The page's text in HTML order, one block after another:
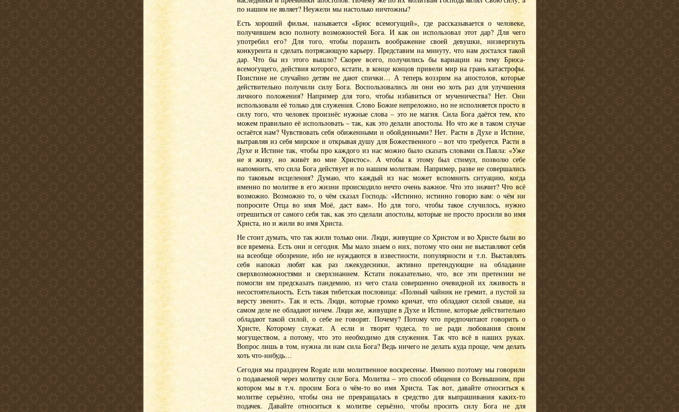
по нашим не являет? Неужели мы настолько ничтожны?
Есть хороший фильм, называется «Брюс всемогущий», где рассказывается о человеке,
получившем всю полноту возможностей Бога. И как он использовал этот дар? Для чего
употребил его? Для того, чтобы поразить воображение своей девушки, низвергнуть
конкурента и сделать потрясающую карьеру. Представим на минуту, что нам достался такой
дар. Что бы из этого вышло? Скорее всего, получились бы вариации на тему Брюса-
всемогущего, действия которого, кстати, в конце концов привели мир на грань катастрофы.
Поистине не случайно детям не дают спички… А теперь воззрим на апостолов, которые
действительно получили силу Бога. Воспользовались ли они ею хоть раз для улучшения
личного положения? Например для того, чтобы избавиться от мученичества? Нет. Они
использовали её только для служения. Слово Божие непреложно, но не исполняется просто в
силу того, что человек произнёс нужные слова – это не магия. Сила Бога даётся тем, кто
можем правильно её использовать – так, как это делали апостолы. Но что же в таком случае
остаётся нам? Чувствовать себя обиженными и обойденными? Нет. Расти в Духе и Истине,
вытравляя из себя мирское и открывая душу для Божественного – вот что требуется. Расти в
Духе и Истине так, чтобы про каждого из нас можно было сказать словами св.Павла: «Уже
не я живу, но живёт во мне Христос». А чтобы к этому был стимул, позволю себе
напомнить, что сила Бога действует и по нашим молитвам. Например, разве не совершались
по таковым исцеления? Думаю, что каждый из нас может вспомнить ситуацию, когда
именно по молитве в его жизни происходило нечто очень важное. Что это значит? Что всё
возможно. Возможно то, о чём сказал Господь: «Истинно, истинно говорю вам: о чём ни
попросите Отца во имя Моё, даст вам». Но для того, чтобы такое случилось, нужно
отрешиться от самого себя так, как это сделали апостолы, которые не просто просили во имя
Христа, но и жили во имя Христа.
Не стоит думать, что так жили только они. Люди, живущие со Христом и во Христе были во
все времена. Есть они и сегодня. Мы мало знаем о них, потому что они не выставляют себя
на всеобще обозрение, ибо не нуждаются в известности, популярности и т.п. Выставлять
себя напоказ любят как раз лжекудесники, активно претендующие на обладание
сверхвозможностями и сверхзнанием. Кстати показательно, что, все эти претензии не
помогли им предсказать пандемию, из чего стала совершенно очевидной их лживость и
несостоятельность. Есть такая тибетская пословица: «Полный чайник не гремит, а пустой за
версту звенит». Так и есть. Люди, которые громко кричат, что обладают силой свыше, на
самом деле не обладают ничем. Люди же, живущие в Духе и Истине, которые действительно
обладают такой силой, о себе не говорят. Почему? Потому что предпочитают говорить о
Христе, Которому служат. А если и творят чудеса, то не ради любования своим
могуществом, а потому, что это необходимо для служения. Так что всё в наших руках.
Вопрос лишь в том, нужна ли нам сила Бога? Ведь ничего не делать куда проще, чем делать
хоть что-нибудь…
Сегодня мы празднуем Rogate или молитвенное воскресенье. Именно поэтому мы говорили
о подаваемой через молитву силе Бога. Молитва – это способ общения со Всевышним, при
котором мы в т.ч. просим Бога о чём-то во имя Христа. Так вот, давайте относиться к
молитве серьёзно, чтобы она не превращалась в средство для выпрашивания каких-то
подачек. Давайте относиться к молитве серьёзно, чтобы просить силу Бога не для